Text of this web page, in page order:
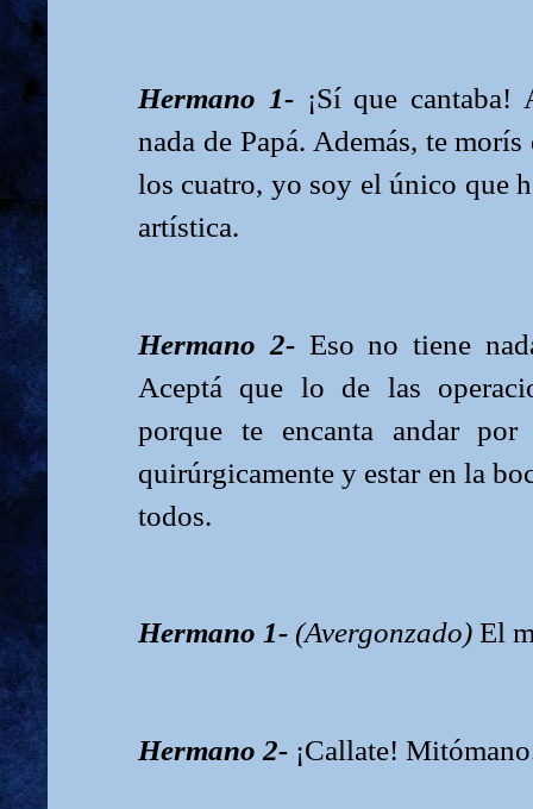
Hermano 1- ¡Sí que cantaba!
nada de Papá. Además, te
los cuatro, yo soy el único que
artística.
Hermano 2- Eso no tiene
Aceptá que lo de las
porque te encanta andar
quirúrgicamente y estar en la
todos.
Hermano 1- (Avergonzado) El
Hermano 2- ¡Callate!